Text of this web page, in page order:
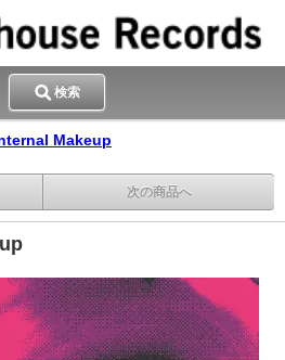
検索
Makeup
次の商品へ